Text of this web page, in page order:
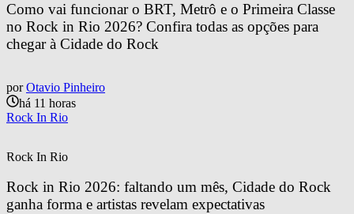
Como vai funcionar o BRT, Metrô e o Primeira Classe
no Rock in Rio 2026? Confira todas as opções para
chegar à Cidade do Rock
por Otavio Pinheiro
há 11 horas
Rock In Rio
Rock In Rio
Rock in Rio 2026: faltando um mês, Cidade do Rock
ganha forma e artistas revelam expectativas